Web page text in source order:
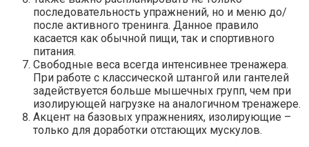
последовательность упражнений, но и меню до/
после активного тренинга. Данное правило
касается как обычной пищи, так и спортивного
питания.
Свободные веса всегда интенсивнее тренажера.
При работе с классической штангой или гантелей
задействуется больше мышечных групп, чем при
изолирующей нагрузке на аналогичном тренажере.
Акцент на базовых упражнениях, изолирующие –
только для доработки отстающих мускулов.